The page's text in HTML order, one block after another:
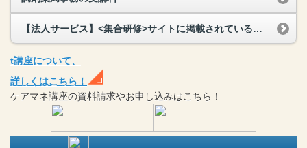
【法人サービス】<集合研修>サイトに掲載されている研修以外でも対応してもらえますか？
t講座について、
詳しくはこちら！
ケアマネ講座の資料請求やお申し込みはこちら！